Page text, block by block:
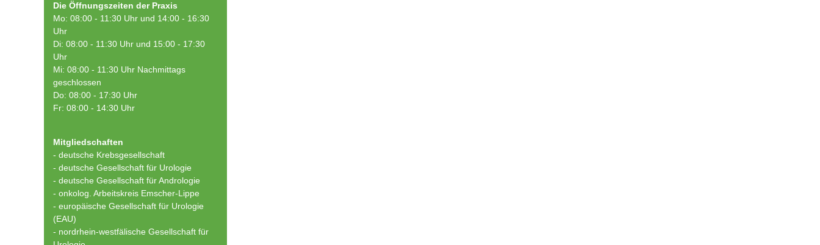
Die Öffnungszeiten der Praxis
Mo: 08:00 - 11:30 Uhr und 14:00 - 16:30
Uhr
Di: 08:00 - 11:30 Uhr und 15:00 - 17:30
Uhr
Mi: 08:00 - 11:30 Uhr Nachmittags
geschlossen
Do: 08:00 - 17:30 Uhr
Fr: 08:00 - 14:30 Uhr
Mitgliedschaften
- deutsche Krebsgesellschaft
- deutsche Gesellschaft für Urologie
- deutsche Gesellschaft für Andrologie
- onkolog. Arbeitskreis Emscher-Lippe
- europäische Gesellschaft für Urologie
(EAU)
- nordrhein-westfälische Gesellschaft für